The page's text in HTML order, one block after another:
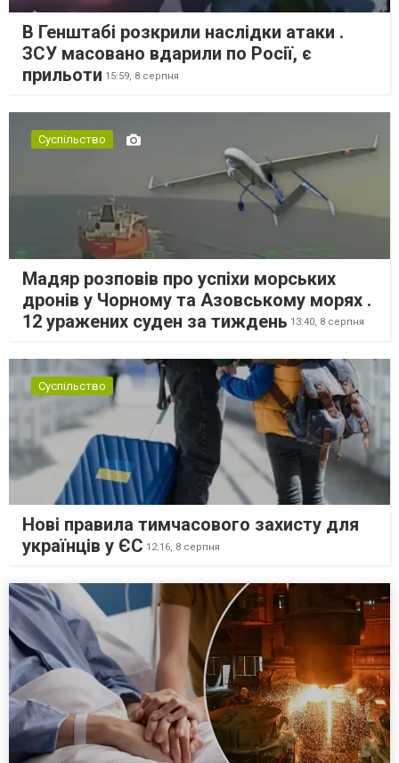
В Генштабі розкрили наслідки атаки .
ЗСУ масовано вдарили по Росії, є
прильоти 15:59, 8 серпня
Суспільство
Мадяр розповів про успіхи морських
дронів у Чорному та Азовському морях .
12 уражених суден за тиждень 13:40, 8 серпня
Суспільство
Нові правила тимчасового захисту для
українців у ЄС 12:16, 8 серпня